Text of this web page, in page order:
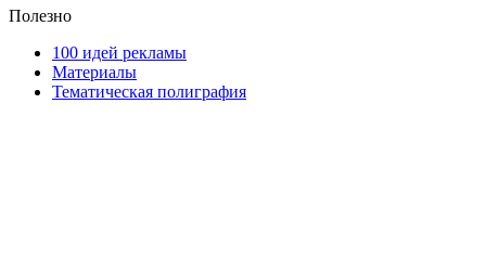
Полезно
100 идей рекламы
Материалы
Тематическая полиграфия